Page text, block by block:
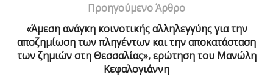
Προηγούμενο Άρθρο
«Άμεση ανάγκη κοινοτικής αλληλεγγύης για την
αποζημίωση των πληγέντων και την αποκατάσταση
των ζημιών στη Θεσσαλίας», ερώτηση του Μανώλη
Κεφαλογιάννη